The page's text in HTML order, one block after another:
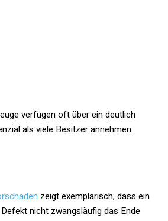
verfügen oft über ein deutlich
als viele Besitzer annehmen.
zeigt exemplarisch, dass ein
nicht zwangsläufig das Ende